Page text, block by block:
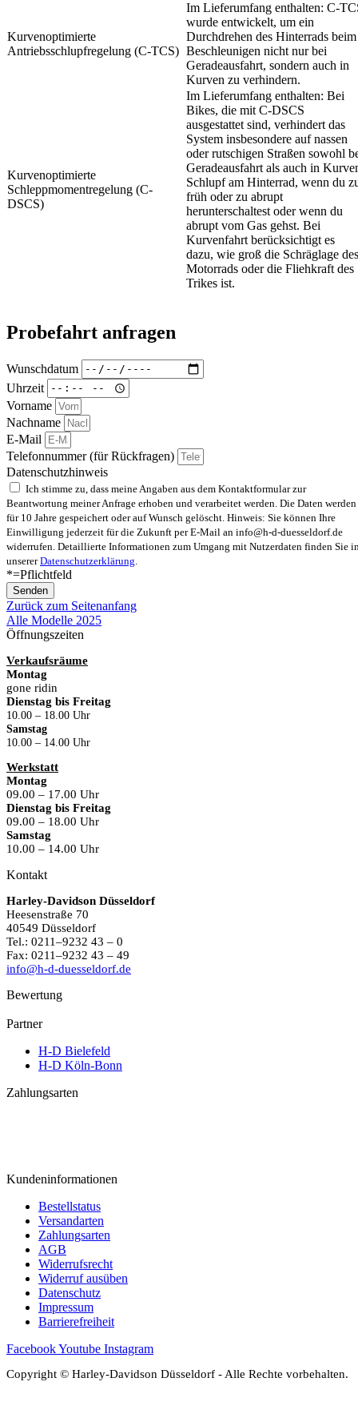
Kurvenoptimierte
Antriebsschlupfregelung (C-TCS)
Im Lieferumfang enthalten: C-
wurde entwickelt, um ein
Durchdrehen des Hinterrads beim
Beschleunigen nicht nur bei
Geradeausfahrt, sondern auch in
Kurven zu verhindern.
Kurvenoptimierte
Schleppmomentregelung (C-
DSCS)
Im Lieferumfang enthalten: Bei
Bikes, die mit C-DSCS
ausgestattet sind, verhindert das
System insbesondere auf nassen
oder rutschigen Straßen sowohl
Geradeausfahrt als auch in
Schlupf am Hinterrad, wenn du
früh oder zu abrupt
herunterschaltest oder wenn du
abrupt vom Gas gehst. Bei
Kurvenfahrt berücksichtigt es
dazu, wie groß die Schräglage des
Motorrads oder die Fliehkraft des
Trikes ist.
Probefahrt anfragen
Wunschdatum
Uhrzeit
Vorname
Nachname
E-Mail
Telefonnummer (für Rückfragen)
Datenschutzhinweis
Ich stimme zu, dass meine Angaben aus dem Kontaktformular zur
Beantwortung meiner Anfrage erhoben und verarbeitet werden. Die Daten werden
für 10 Jahre gespeichert oder auf Wunsch gelöscht. Hinweis: Sie können Ihre
Einwilligung jederzeit für die Zukunft per E-Mail an info@h-d-duesseldorf.de
widerrufen. Detaillierte Informationen zum Umgang mit Nutzerdaten finden Sie
unsererDatenschutzerklärung
*=Pflichtfeld
Senden
Zurück zum Seitenanfang
Alle Modelle 2025
Öffnungszeiten
Verkaufsräume
Montag
gone ridin
Dienstag bis Freitag
10.00 – 18.00 Uhr
Samstag
10.00 – 14.00 Uhr
Werkstatt
Montag
09.00 – 17.00 Uhr
Dienstag bis Freitag
09.00 – 18.00 Uhr
Samstag
10.00 – 14.00 Uhr
Kontakt
Harley-Davidson Düsseldorf
Heesenstraße 70
40549 Düsseldorf
Tel.: 0211–9232 43 – 0
Fax: 0211–9232 43 – 49
info@h-d-duesseldorf.de
Bewertung
Partner
H-D Bielefeld
H-D Köln-Bonn
Zahlungsarten
Kundeninformationen
Bestellstatus
Versandarten
Zahlungsarten
AGB
Widerrufsrecht
Widerruf ausüben
Datenschutz
Impressum
Barrierefreiheit
FacebookYoutube Instagram
Copyright © Harley-Davidson Düsseldorf - Alle Rechte vorbehalten.